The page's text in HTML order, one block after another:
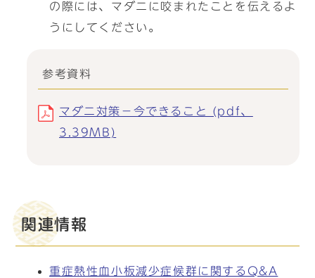
の際には、マダニに咬まれたことを伝えるよ
うにしてください。
参考資料
マダニ対策－今できること (pdf、
3.39MB)
関連情報
重症熱性血小板減少症候群に関するQ&A